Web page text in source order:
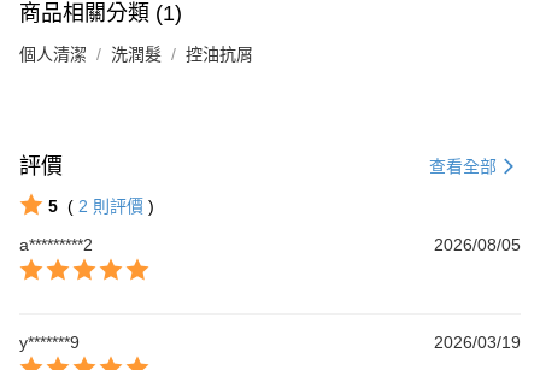
商品相關分類 (1)
個人清潔 洗潤髮 控油抗屑
評價 查看全部
5 ( 2 則評價 )
a*********2
2026/08/05
y*******9 2026/03/19